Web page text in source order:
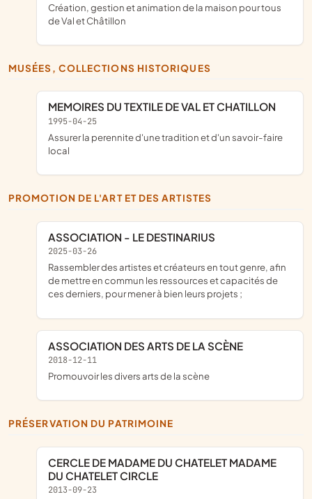
création, gestion et animation de la maison pour tous
de Val et Châtillon
MUSÉES, COLLECTIONS HISTORIQUES
MEMOIRES DU TEXTILE DE VAL ET CHATILLON
1995-04-25
assurer la perennite d'une tradition et d'un savoir-faire
local
PROMOTION DE L'ART ET DES ARTISTES
ASSOCIATION - LE DESTINARIUS
2025-03-26
rassembler des artistes et créateurs en tout genre, afin
de mettre en commun les ressources et capacités de
ces derniers, pour mener à bien leurs projets ;
ASSOCIATION DES ARTS DE LA SCÈNE
2018-12-11
promouvoir les divers arts de la scène
PRÉSERVATION DU PATRIMOINE
CERCLE DE MADAME DU CHATELET MADAME
DU CHATELET CIRCLE
2013-09-23